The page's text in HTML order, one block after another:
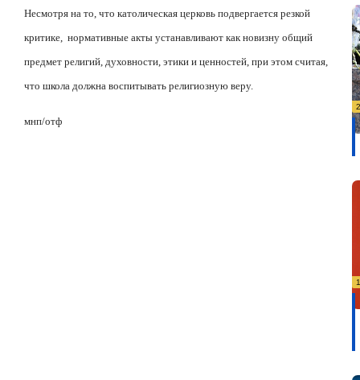
Несмотря на то, что католическая церковь подвергается резкой
критике, нормативные акты устанавливают как новизну общий
предмет религий, духовности, этики и ценностей, при этом считая,
что школа должна воспитывать религиозную веру.
мнп/отф